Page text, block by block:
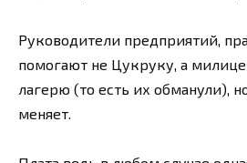
Руководители предприятий,
помогают не Цукруку, а
лагерю (то есть их обманули),
меняет.